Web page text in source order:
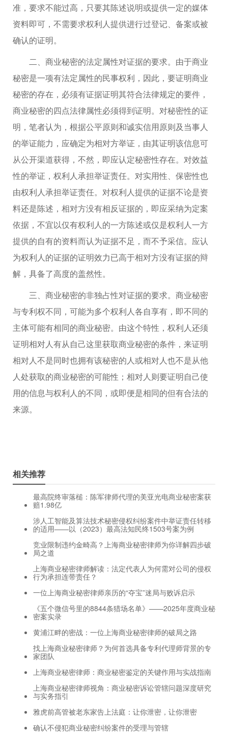
准，要求不能过高，只要其陈述说明或提供一定的媒体
资料即可，不需要求权利人提供进行过登记、备案或被
确认的证明。
二、商业秘密的法定属性对证据的要求。由于商业
秘密是一项有法定属性的民事权利，因此，要证明商业
秘密的存在，必须有证据证明其符合法律规定的要件，
商业秘密的四点法律属性必须得到证明。对秘密性的证
明，笔者认为，根据公平原则和诚实信用原则及当事人
的举证能力，应确定为相对方举证，由其证明该信息可
从公开渠道获得，不然，即应认定秘密性存在。对效益
性的举证，权利人承担举证责任。对实用性、保密性也
由权利人承担举证责任。对权利人提供的证据不论是资
料还是陈述，相对方没有相反证据的，即应采纳为定案
依据，不宜以仅有权利人的一方陈述或仅是权利人一方
提供的自有的资料而认为证据不足，而不予采信。应认
为权利人的证据的证明效力已高于相对方没有证据的辩
解，具备了高度的盖然性。
三、商业秘密的非独占性对证据的要求。商业秘密
与专利权不同，可能为多个权利人各自享有，即不同的
主体可能有相同的商业秘密。由这个特性，权利人还须
证明相对人有从自己这里获取商业秘密的条件，来证明
相对人不是同时也拥有该秘密的人或相对人也不是从他
人处获取的商业秘密的可能性；相对人则要证明自己使
用的信息与权利人的不同，或即便是相同的但有合法的
来源。
相关推荐
最高院终审落槌：陈军律师代理的美亚光电商业秘密案获
赔1.98亿
涉人工智能及算法技术秘密侵权纠纷案件中举证责任转移
的适用——以（2023）最高法知民终1503号案为例
竞业限制违约金畸高？上海商业秘密律师为你详解四步破
局之道
上海商业秘密律师解读：法定代表人为何需对公司的侵权
行为承担连带责任？
一位上海商业秘密律师亲历的“夺宝”迷局与败诉启示
《五个微信号里的8844条猎场名单》——2025年度商业秘
密案实录
黄浦江畔的密战：一位上海商业秘密律师的破局之路
找上海商业秘密律师？为何首选具备专利代理师背景的专
家团队
上海商业秘密律师：商业秘密鉴定的关键作用与实战指南
上海商业秘密律师视角：商业秘密诉讼管辖问题深度研究
与实务指引
雅虎前高管被老东家告上法庭：让你泄密，让你泄密
确认不侵犯商业秘密纠纷案件的受理与管辖